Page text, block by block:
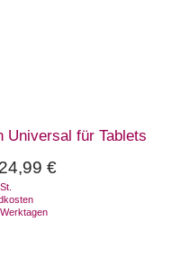
für Tablets
24,99 €